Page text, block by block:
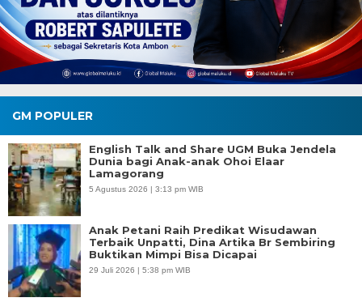
GM POPULER
English Talk and Share UGM Buka Jendela
Dunia bagi Anak-anak Ohoi Elaar
Lamagorang
5 Agustus 2026 | 3:13 pm WIB
Anak Petani Raih Predikat Wisudawan
Terbaik Unpatti, Dina Artika Br Sembiring
Buktikan Mimpi Bisa Dicapai
29 Juli 2026 | 5:38 pm WIB